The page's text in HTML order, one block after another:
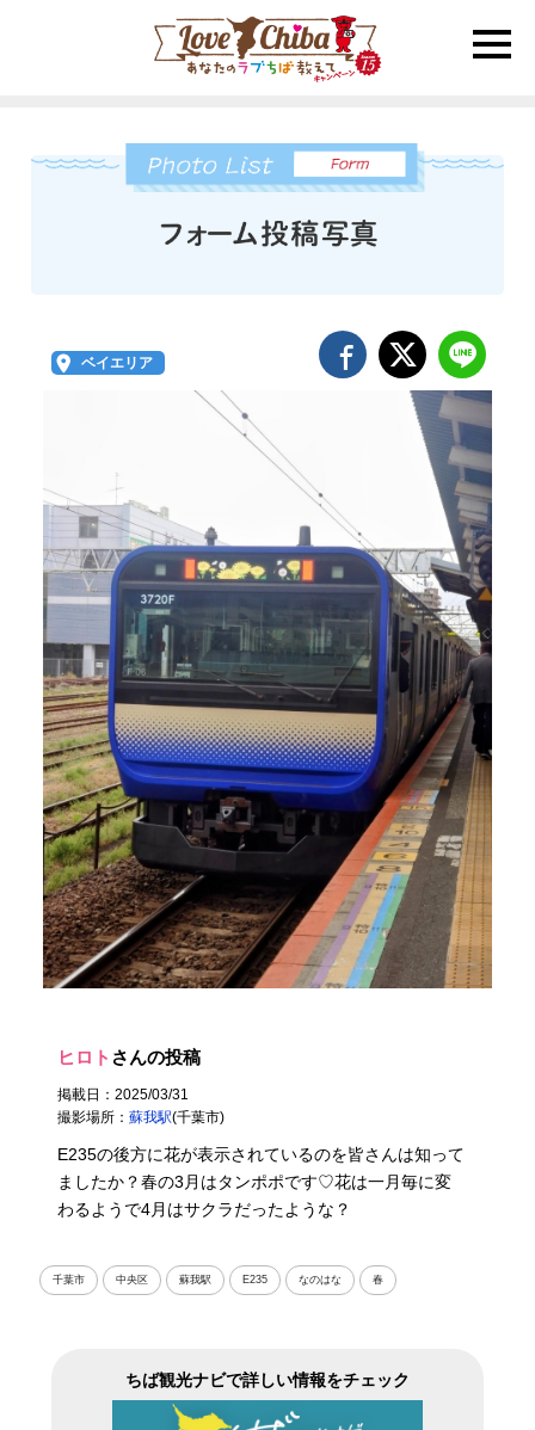
toggle
ベイエリア
ヒロト さんの投稿
掲載日：2025/03/31
撮影場所：蘇我駅(千葉市)
E235の後方に花が表示されているのを皆さんは知って
ましたか？春の3月はタンポポです♡花は一月毎に変
わるようで4月はサクラだったような？
千葉市 中央区 蘇我駅 E235 なのはな 春
ちば観光ナビで詳しい情報をチェック